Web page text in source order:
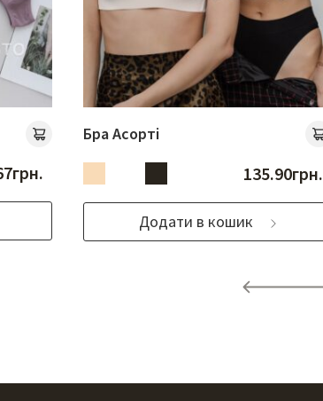
грн.
Бра Асорті
135.90грн.
Додати в кошик